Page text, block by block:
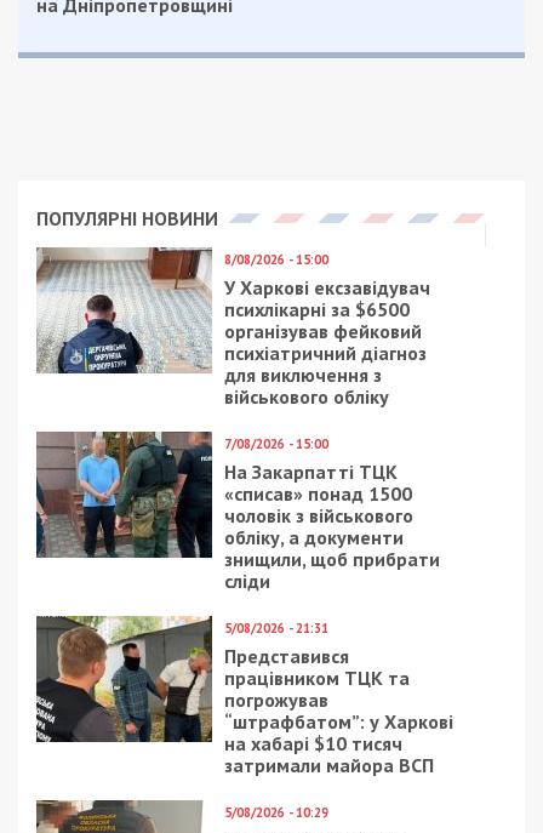
Facebook
Telegram
Twitter
WhatsApp
ViberEmail
отримувати найсвіжіші новини під ними.
Приєднуйтесь також до 49000 в Google News. Слідкуйте
за останніми новинами!
Приєднатися
Читайте також
Предыдущая статья:
Інформація Дніпровської міської ради
щодо роботи комунальників станом на
вечір 5 лютого
Следующая статья:
Дніпровська міська влада інформує: яка
ситуація з тепло- та водопостачанням